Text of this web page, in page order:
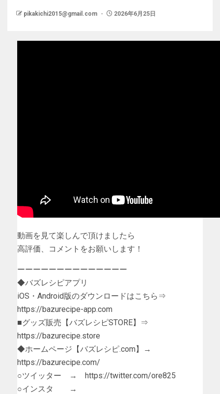
pikakichi2015@gmail.com 2026年6月25日
動画を見て楽しんで頂けましたら
高評価、コメントをお願いします！
ーーーーーーーーーーーーーー
◆バズレシピアプリ
iOS・Android版のダウンロードはこちら⇒
https://bazurecipe-app.com
■グッズ販売【バズレシピSTORE】⇒
https://bazurecipe.store
◆ホームページ【バズレシピ.com】→
https://bazurecipe.com/
○ツイッター → https://twitter.com/ore825
○インスタ →